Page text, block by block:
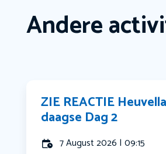
Andere
ZIE REACTIE
daagse Dag 2
7 August 2026 | 09:15